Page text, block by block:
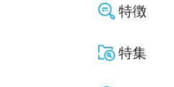
特徴
特集